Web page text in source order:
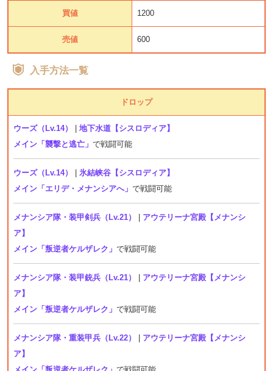
買値 1200
売値 600
入手方法一覧
ドロップ
ウーズ（Lv.14） | 地下水道【シスロディア】
メイン「襲撃と逃亡」 で戦闘可能
ウーズ（Lv.14） | 氷結峡谷【シスロディア】
メイン「エリデ・メナンシアへ」 で戦闘可能
メナンシア隊・装甲剣兵（Lv.21） | アウテリーナ宮殿【メナンシ
ア】
メイン「叛逆者ケルザレク」 で戦闘可能
メナンシア隊・装甲銃兵（Lv.21） | アウテリーナ宮殿【メナンシ
ア】
メイン「叛逆者ケルザレク」 で戦闘可能
メナンシア隊・重装甲兵（Lv.22） | アウテリーナ宮殿【メナンシ
ア】
メイン「叛逆者ケルザレク」 で戦闘可能